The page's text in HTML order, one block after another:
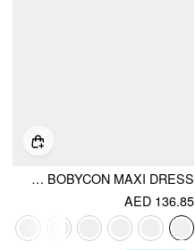
MESH SCULPTURAL V-NECK PLEATED CORSET GLITTER BOBYCON MAXI DRESS
AED 136.85